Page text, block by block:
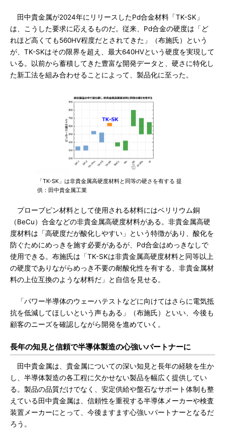
田中貴金属が2024年にリリースしたPd合金材料「TK-SK」
は、こうした要求に応えるものだ。従来、Pd合金の硬度は「ど
れほど高くても560HV程度だとされてきた」（布施氏）という
が、TK-SKはその限界を超え、最大640HVという硬度を実現して
いる。以前から蓄積してきた豊富な開発データと、硬さに特化し
た新工法を組み合わせることによって、製品化に至った。
「TK-SK」は非貴金属高硬度材料と同等の硬さを有する 提
供：田中貴金属工業
プローブピン材料として使用される材料にはベリリウム銅
（BeCu）合金などの非貴金属高硬度材料がある。非貴金属高硬
度材料は「高硬度だが酸化しやすい」という特徴があり、酸化を
防ぐためにめっきを施す必要があるが、Pd合金はめっきなしで
使用できる。布施氏は「TK-SKは非貴金属高硬度材料と同等以上
の硬度でありながらめっき不要の耐酸化性を有する、非貴金属材
料の上位互換のような材料だ」と自信を見せる。
「パワー半導体のウェーハテストなどに向けてはさらに電気抵
抗を低減してほしいという声もある」（布施氏）といい、今後も
顧客のニーズを確認しながら開発を進めていく。
長年の知見と信頼で半導体製造の心強いパートナーに
田中貴金属は、貴金属についての深い知見と長年の経験を生か
し、半導体製造の各工程に欠かせない製品を幅広く提供してい
る。製品の品質だけでなく、安定供給や盤石なサポート体制も整
えている田中貴金属は、信頼性を重視する半導体メーカーや検査
装置メーカーにとって、今後ますます心強いパートナーとなるだ
ろう。